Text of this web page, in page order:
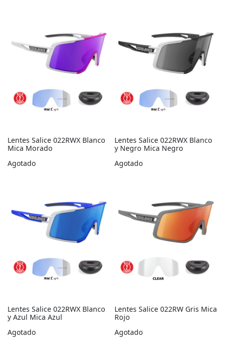
Lentes Salice 022RWX Blanco
Mica Morado
Agotado
Lentes Salice 022RWX Blanco
y Negro Mica Negro
Agotado
Lentes Salice 022RWX Blanco
y Azul Mica Azul
Agotado
Lentes Salice 022RW Gris Mica
Rojo
Agotado